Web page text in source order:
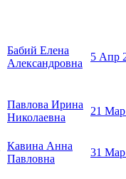
Бабий Елена
Александровна
5 Апр
Павлова Ирина
Николаевна
21
Кавина Анна
Павловна
31